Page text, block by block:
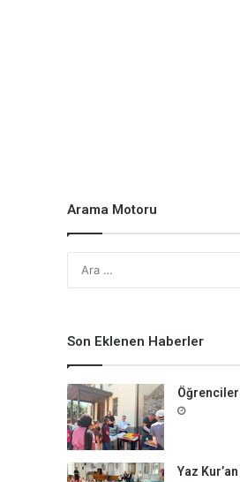
Arama Motoru
Son Eklenen Haberler
Yaz